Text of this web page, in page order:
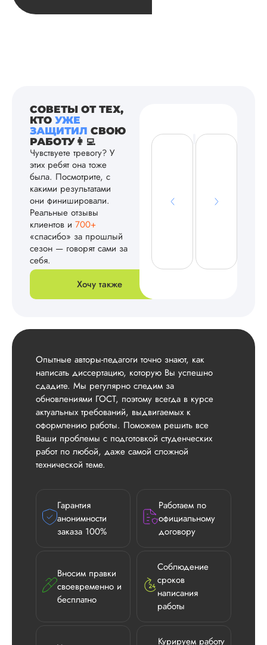
СОВЕТЫ ОТ ТЕХ,
КТО УЖЕ
ЗАЩИТИЛ СВОЮ
РАБОТУ👩‍💻
Чувствуете тревогу? У
этих ребят она тоже
была. Посмотрите, с
какими результатами
они финишировали.
Реальные отзывы
клиентов и 700+
«спасибо» за прошлый
сезон — говорят сами за
себя.
Хочу также
Опытные авторы-педагоги точно знают, как
написать диссертацию, которую Вы успешно
сдадите. Мы регулярно следим за
обновлениями ГОСТ, поэтому всегда в курсе
актуальных требований, выдвигаемых к
оформлению работы. Поможем решить все
Ваши проблемы с подготовкой студенческих
работ по любой, даже самой сложной
технической теме.
Гарантия
анонимности
заказа 100%
Работаем по
официальному
договору
Вносим правки
своевременно и
бесплатно
Соблюдение
сроков
написания
работы
Курируем работу